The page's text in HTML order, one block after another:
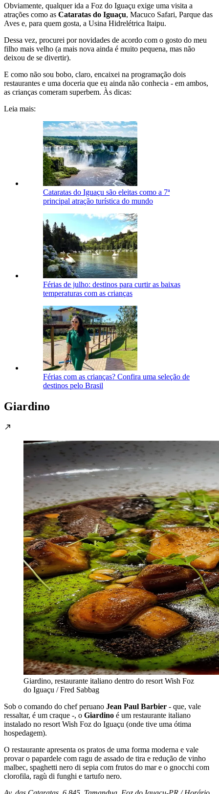
Obviamente, qualquer ida a Foz do Iguaçu exige uma visita a
atrações como as Cataratas do Iguaçu, Macuco Safari, Parque das
Aves e, para quem gosta, a Usina Hidrelétrica Itaipu.
Dessa vez, procurei por novidades de acordo com o gosto do meu
filho mais velho (a mais nova ainda é muito pequena, mas não
deixou de se divertir).
E como não sou bobo, claro, encaixei na programação dois
restaurantes e uma doceria que eu ainda não conhecia - em ambos,
as crianças comeram superbem. Às dicas:
Leia mais:
Cataratas do Iguaçu são eleitas como a 7ª
principal atração turística do mundo
Férias de julho: destinos para curtir as baixas
temperaturas com as crianças
Férias com as crianças? Confira uma seleção de
destinos pelo Brasil
Giardino
Giardino, restaurante italiano dentro do resort Wish Foz
do Iguaçu / Fred Sabbag
Sob o comando do chef peruano Jean Paul Barbier - que, vale
ressaltar, é um craque -, o Giardino é um restaurante italiano
instalado no resort Wish Foz do Iguaçu (onde tive uma ótima
hospedagem).
O restaurante apresenta os pratos de uma forma moderna e vale
provar o papardele com ragu de assado de tira e redução de vinho
malbec, spaghetti nero di sepia com frutos do mar e o gnocchi com
clorofila, ragù di funghi e tartufo nero.